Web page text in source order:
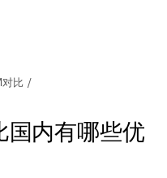
对比 /
国内有哪些优